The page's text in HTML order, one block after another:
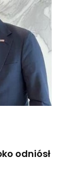
odniósł